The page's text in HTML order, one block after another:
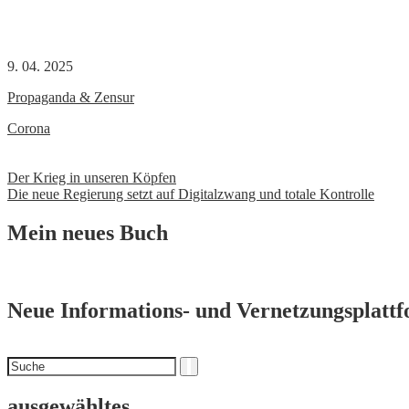
9. 04. 2025
Propaganda & Zensur
Corona
Beitrags-
Navigation
Der Krieg in unseren Köpfen
Die neue Regierung setzt auf Digitalzwang und totale Kontrolle
Mein neues Buch
Neue Informations- und
Suchen
nach